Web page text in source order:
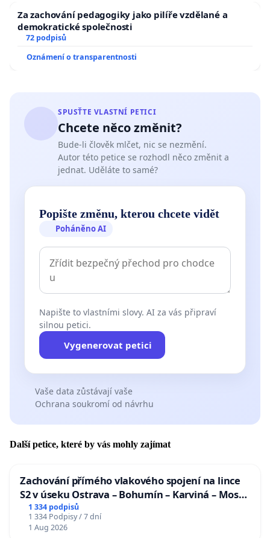
Za zachování pedagogiky jako pilíře vzdělané a
demokratické společnosti
72 podpisů
Oznámení o transparentnosti
SPUSŤTE VLASTNÍ PETICI
Chcete něco změnit?
Bude-li člověk mlčet, nic se nezmění.
Autor této petice se rozhodl něco změnit a
jednat. Uděláte to samé?
Popište změnu, kterou chcete vidět
Poháněno AI
Napište to vlastními slovy. AI za vás připraví
silnou petici.
Vygenerovat petici
Vaše data zůstávají vaše
Ochrana soukromí od návrhu
Další petice, které by vás mohly zajímat
Zachování přímého vlakového spojení na lince
S2 v úseku Ostrava – Bohumín – Karviná – Mosty
u Jablunkova
1 334 podpisů
1 334 Podpisy / 7 dní
1 Aug 2026